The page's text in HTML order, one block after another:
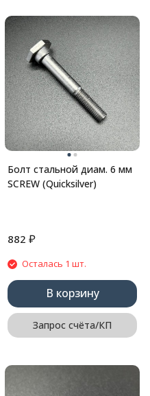
Болт стальной диам. 6 мм
SCREW (Quicksilver)
882 ₽
Осталась 1 шт.
В корзину
Запрос счёта/КП